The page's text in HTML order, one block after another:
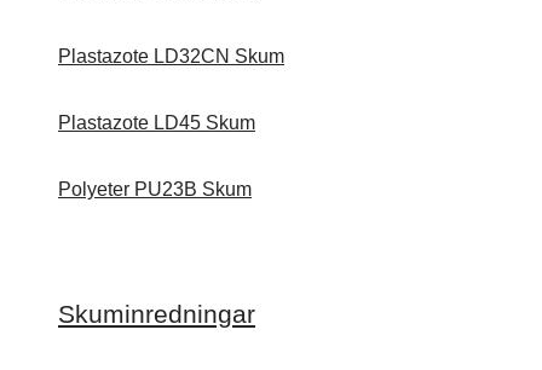
Plastazote LD32CN Skum
Plastazote LD45 Skum
Polyeter PU23B Skum
Skuminredningar